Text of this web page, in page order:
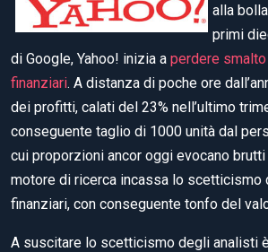
alla
primi
di Google, Yahoo! inizia a perdere
finanziari. A distanza di poche ore
dei profitti, calati del 23% nell’ultimo
conseguente taglio di 1000 unità dal
cui proporzioni ancor oggi evocano
motore di ricerca incassa lo scetticismo
finanziari, con conseguente tonfo del
A suscitare lo scetticismo degli analisti